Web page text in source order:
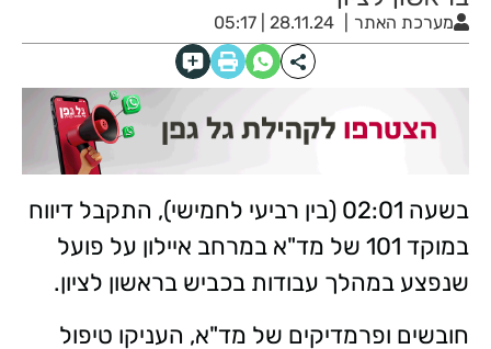
מערכת האתר 28.11.24 | 05:17
בשעה 02:01 (בין רביעי לחמישי), התקבל דיווח
במוקד 101 של מד"א במרחב איילון על פועל
שנפצע במהלך עבודות בכביש בראשון לציון.
חובשים ופרמדיקים של מד"א, העניקו טיפול